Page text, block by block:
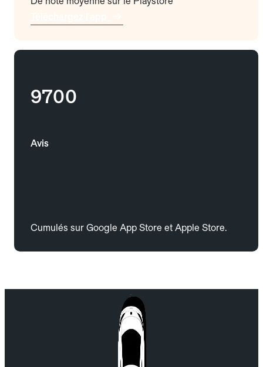
9700
Avis
Cumulés sur Google App Store et Apple Store.